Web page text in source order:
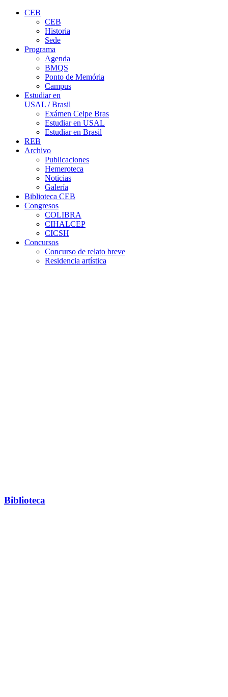
CEB
CEB
Historia
Sede
Programa
Agenda
BMQS
Ponto de Memória
Campus
Estudiar en
USAL / Brasil
Exámen Celpe Bras
Estudiar en USAL
Estudiar en Brasil
REB
Archivo
Publicaciones
Hemeroteca
Noticias
Galería
Biblioteca CEB
Congresos
COLIBRA
CIHALCEP
CICSH
Concursos
Concurso de relato breve
Residencia artística
Biblioteca